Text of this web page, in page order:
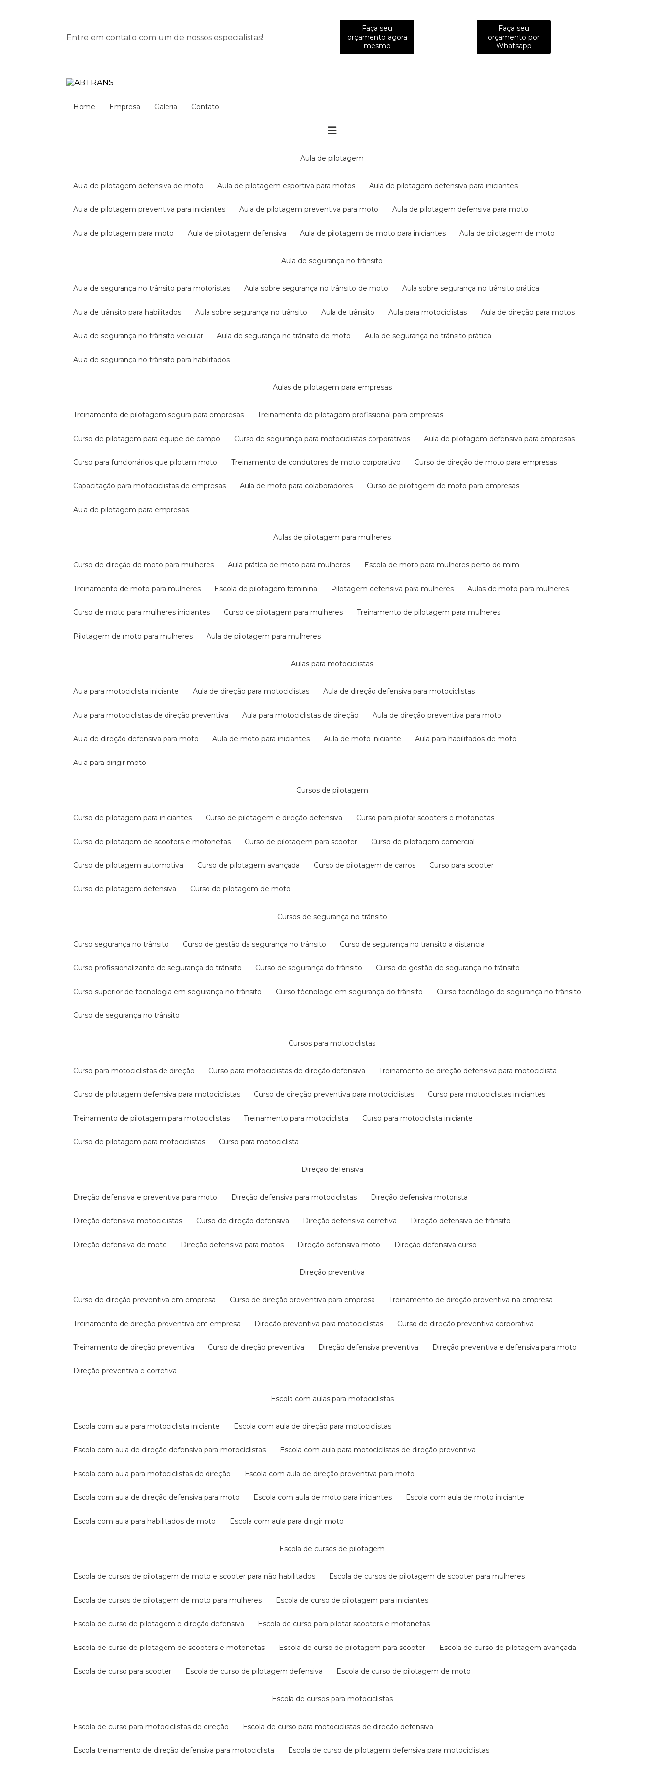
Entre em contato com um de nossos especialistas!
Faça seu
orçamento agora
mesmo
Faça seu
orçamento por
Whatsapp
Home Empresa Galeria Contato
aula de pilotagem
aula de pilotagem defensiva de moto aula de pilotagem esportiva para motos aula de pilotagem defensiva para iniciantes
aula de pilotagem preventiva para iniciantes aula de pilotagem preventiva para moto aula de pilotagem defensiva para moto
aula de pilotagem para moto aula de pilotagem defensiva aula de pilotagem de moto para iniciantes aula de pilotagem de moto
aula de segurança no trânsito
aula de segurança no trânsito para motoristas aula sobre segurança no trânsito de moto aula sobre segurança no trânsito prática
aula de trânsito para habilitados aula sobre segurança no trânsito aula de trânsito aula para motociclistas aula de direção para motos
aula de segurança no trânsito veicular aula de segurança no trânsito de moto aula de segurança no trânsito prática
aula de segurança no trânsito para habilitados
aulas de pilotagem para empresas
treinamento de pilotagem segura para empresas treinamento de pilotagem profissional para empresas
curso de pilotagem para equipe de campo curso de segurança para motociclistas corporativos aula de pilotagem defensiva para empresas
curso para funcionários que pilotam moto treinamento de condutores de moto corporativo curso de direção de moto para empresas
capacitação para motociclistas de empresas aula de moto para colaboradores curso de pilotagem de moto para empresas
aula de pilotagem para empresas
aulas de pilotagem para mulheres
curso de direção de moto para mulheres aula prática de moto para mulheres escola de moto para mulheres perto de mim
treinamento de moto para mulheres escola de pilotagem feminina pilotagem defensiva para mulheres aulas de moto para mulheres
curso de moto para mulheres iniciantes curso de pilotagem para mulheres treinamento de pilotagem para mulheres
pilotagem de moto para mulheres aula de pilotagem para mulheres
aulas para motociclistas
aula para motociclista iniciante aula de direção para motociclistas aula de direção defensiva para motociclistas
aula para motociclistas de direção preventiva aula para motociclistas de direção aula de direção preventiva para moto
aula de direção defensiva para moto aula de moto para iniciantes aula de moto iniciante aula para habilitados de moto
aula para dirigir moto
cursos de pilotagem
curso de pilotagem para iniciantes curso de pilotagem e direção defensiva curso para pilotar scooters e motonetas
curso de pilotagem de scooters e motonetas curso de pilotagem para scooter curso de pilotagem comercial
curso de pilotagem automotiva curso de pilotagem avançada curso de pilotagem de carros curso para scooter
curso de pilotagem defensiva curso de pilotagem de moto
cursos de segurança no trânsito
curso segurança no trânsito curso de gestão da segurança no trânsito curso de segurança no transito a distancia
curso profissionalizante de segurança do trânsito curso de segurança do trânsito curso de gestão de segurança no trânsito
curso superior de tecnologia em segurança no trânsito curso técnologo em segurança do trânsito curso tecnólogo de segurança no trânsito
curso de segurança no trânsito
cursos para motociclistas
curso para motociclistas de direção curso para motociclistas de direção defensiva treinamento de direção defensiva para motociclista
curso de pilotagem defensiva para motociclistas curso de direção preventiva para motociclistas curso para motociclistas iniciantes
treinamento de pilotagem para motociclistas treinamento para motociclista curso para motociclista iniciante
curso de pilotagem para motociclistas curso para motociclista
direção defensiva
direção defensiva e preventiva para moto direção defensiva para motociclistas direção defensiva motorista
direção defensiva motociclistas curso de direção defensiva direção defensiva corretiva direção defensiva de trânsito
direção defensiva de moto direção defensiva para motos direção defensiva moto direção defensiva curso
direção preventiva
curso de direção preventiva em empresa curso de direção preventiva para empresa treinamento de direção preventiva na empresa
treinamento de direção preventiva em empresa direção preventiva para motociclistas curso de direção preventiva corporativa
treinamento de direção preventiva curso de direção preventiva direção defensiva preventiva direção preventiva e defensiva para moto
direção preventiva e corretiva
escola com aulas para motociclistas
escola com aula para motociclista iniciante escola com aula de direção para motociclistas
escola com aula de direção defensiva para motociclistas escola com aula para motociclistas de direção preventiva
escola com aula para motociclistas de direção escola com aula de direção preventiva para moto
escola com aula de direção defensiva para moto escola com aula de moto para iniciantes escola com aula de moto iniciante
escola com aula para habilitados de moto escola com aula para dirigir moto
escola de cursos de pilotagem
escola de cursos de pilotagem de moto e scooter para não habilitados escola de cursos de pilotagem de scooter para mulheres
escola de cursos de pilotagem de moto para mulheres escola de curso de pilotagem para iniciantes
escola de curso de pilotagem e direção defensiva escola de curso para pilotar scooters e motonetas
escola de curso de pilotagem de scooters e motonetas escola de curso de pilotagem para scooter escola de curso de pilotagem avançada
escola de curso para scooter escola de curso de pilotagem defensiva escola de curso de pilotagem de moto
escola de cursos para motociclistas
escola de curso para motociclistas de direção escola de curso para motociclistas de direção defensiva
escola treinamento de direção defensiva para motociclista escola de curso de pilotagem defensiva para motociclistas